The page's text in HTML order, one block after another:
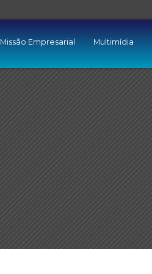
Missão Empresarial Multimídia